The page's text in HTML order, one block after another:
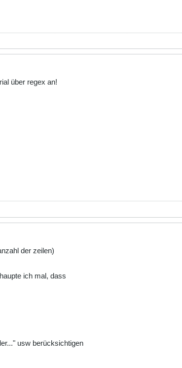
über regex an!
der zeilen)
ich mal, dass
usw berücksichtigen